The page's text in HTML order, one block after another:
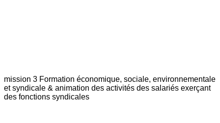
mission 3 Formation économique, sociale, environnementale
et syndicale & animation des activités des salariés exerçant
des fonctions syndicales